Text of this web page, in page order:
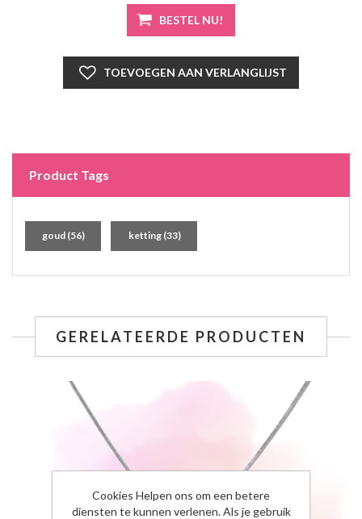
Product Tags
goud (56) ketting(33)
GERELATEERDE PRODUCTEN
Cookies Helpen ons om een betere
diensten te kunnen verlenen. Als je gebruik